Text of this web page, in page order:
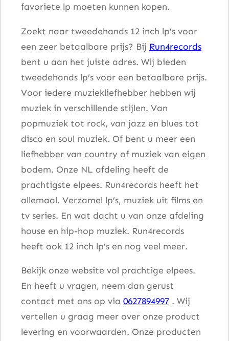
favoriete lp moeten kunnen kopen.
Zoekt naar tweedehands 12 inch lp’s voor
een zeer betaalbare prijs? Bij Run4records
bent u aan het juiste adres. Wij bieden
tweedehands lp’s voor een betaalbare prijs.
Voor iedere muziekliefhebber hebben wij
muziek in verschillende stijlen. Van
popmuziek tot rock, van jazz en blues tot
disco en soul muziek. Of bent u meer een
liefhebber van country of muziek van eigen
bodem. Onze NL afdeling heeft de
prachtigste elpees. Run4records heeft het
allemaal. Verzamel lp’s, muziek uit films en
tv series. En wat dacht u van onze afdeling
house en hip-hop muziek. Run4records
heeft ook 12 inch lp’s en nog veel meer.
Bekijk onze website vol prachtige elpees.
En heeft u vragen, neem dan gerust
contact met ons op via 0627894997 . Wij
vertellen u graag meer over onze product
levering en voorwaarden. Onze producten